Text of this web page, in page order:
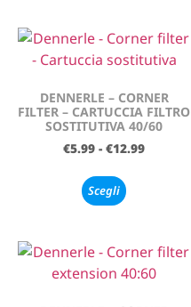
DENNERLE – CORNER
FILTER – CARTUCCIA FILTRO
SOSTITUTIVA 40/60
€5.99 - €12.99
Scegli